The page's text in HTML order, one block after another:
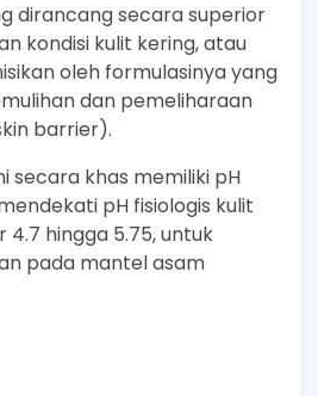
dirancang secara superior
kondisi kulit kering, atau
oleh formulasinya yang
dan pemeliharaan
barrier).
secara khas memiliki pH
pH fisiologis kulit
hingga 5.75, untuk
pada mantel asam